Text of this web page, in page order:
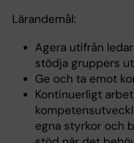
Lärandemål:
Agera utifrån
stödja gruppers
Ge och ta emot
Kontinuerligt
egna styrkor och